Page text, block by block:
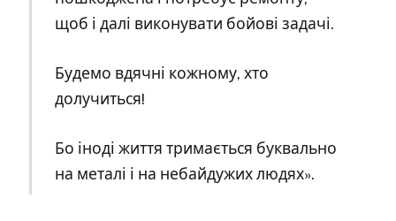
щоб і далі виконувати бойові задачі.
Будемо вдячні кожному, хто
долучиться!
Бо іноді життя тримається буквально
на металі і на небайдужих людях».